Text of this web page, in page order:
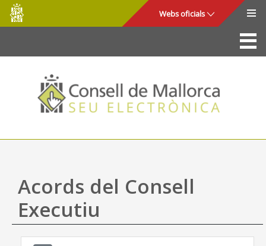
Salta al contingut principal
Consell
de
Mallorca
Webs oficials
La Seu
Consell de Mallorca
Accés i seguretat
Utilitats
Ajuda
Acords del Consell
Executiu